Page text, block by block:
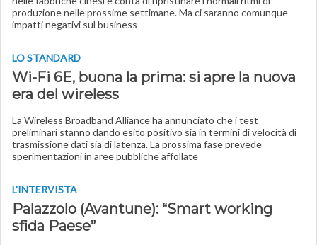
produzione nelle prossime settimane. Ma ci saranno comunque
impatti negativi sul business
LO STANDARD
Wi-Fi 6E, buona la prima: si apre la nuova
era del wireless
La Wireless Broadband Alliance ha annunciato che i test
preliminari stanno dando esito positivo sia in termini di velocità di
trasmissione dati sia di latenza. La prossima fase prevede
sperimentazioni in aree pubbliche affollate
L'INTERVISTA
Palazzolo (Avantune): “Smart working
sfida Paese”